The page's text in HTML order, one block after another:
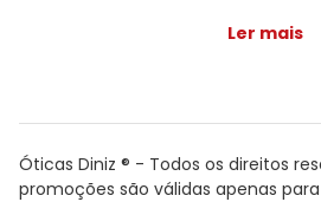
Ler mais
Óticas Diniz ® - Todos os direitos
promoções são válidas apenas